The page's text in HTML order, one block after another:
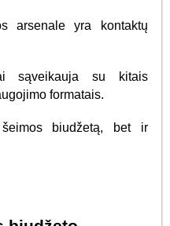
arsenale yra kontaktų
sąveikauja su kitais
formatais.
biudžetą, bet ir